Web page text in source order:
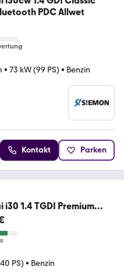
PDC Allwet
• 73 kW (99 PS) • Benzin
Kontakt Parken
i30 1.4 TGDI Premium
PS) • Benzin